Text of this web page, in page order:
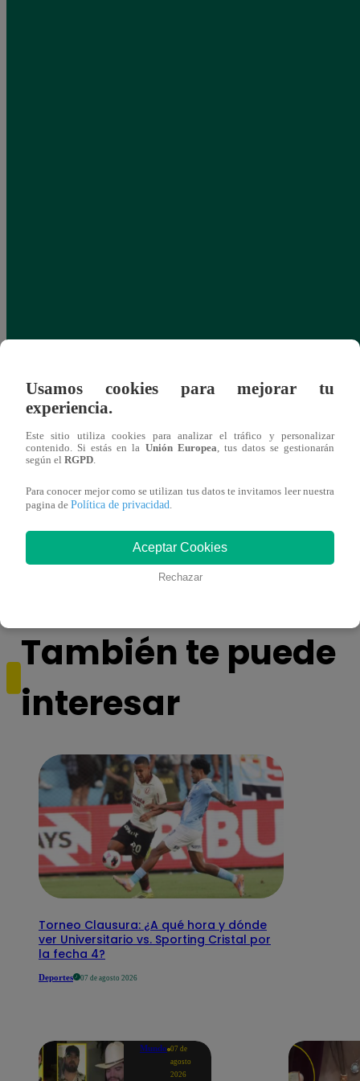
Ricardo Morán dio el pase a los conciertos
a los últimos cuatro clasificados
También te puede
interesar
Torneo Clausura: ¿A qué hora y dónde
ver Universitario vs. Sporting Cristal por
la fecha 4?
Deportes 07 de agosto 2026
Mundo 07 de
agosto
2026
Usamos cookies para mejorar tu
experiencia.
Este sitio utiliza cookies para analizar el tráfico y personalizar
contenido. Si estás en la Unión Europea, tus datos se gestionarán
según el RGPD.
Para conocer mejor como se utilizan tus datos te invitamos leer nuestra
pagina de Política de privacidad.
Aceptar Cookies
Rechazar